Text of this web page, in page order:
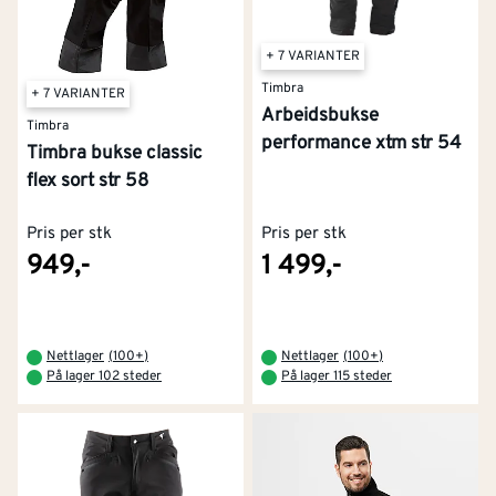
Når du skal investere i en ny arbeidsbukse, er det lurt
å se etter funksjoner som møter dine spesifikke behov.
Materialer
De fleste robuste arbeidsbukser er laget av en
Polyester bidrar med slitestyrke, fukttransport og
fargebestandighet, mens bomull gir god komfort. Se
etter Cordura® eller lignende vevinger – dette er
Forsterkninger på arbeidsbuksen
Områder på arbeiddsbuksen som erfaringsmessig
slites raskt ut må forsterkes. Sjekk spesielt
+ 7 VARIANTER
Timbra
Timbra bukse classic
flex sort str 58
Pris per stk
949,-
Nettlager (100+)
På lager 102 steder
+ 7 VARIANTER
Timbra
Arbeidsbukse
performance xtm str 54
Pris per stk
1 499,-
Nettlager (100+)
På lager 115 steder